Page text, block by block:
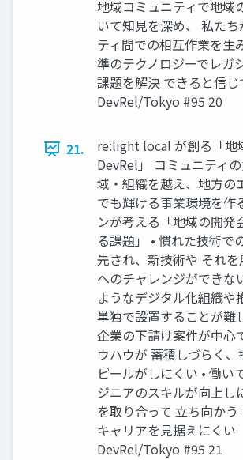
地域コミュニティで地域
いて知⾒を深め、 私た
ティ間での相互作業を⽣
準のテクノロジーでレガ
課題を解決 できると信じ
DevRel/Tokyo #95 20
21.
re:light local が創る「地
DevRel」 コミュニティ
域‧組織を越え、地⽅の
でも輝ける事業環境を作
ンが考える「地域の開発
る課題」 • 慣れた技術で
先され、新技術や それ
へのチャレンジができな
ようなデジタル化組織や
単独で設置することが難
企業の下請け案件が中⼼
ウハウが 蓄積しづらく
ピールがしにくい • 働い
ジニアのスキルが向上し
を取り合って ⽴ち向かう
キャリアを⾒据えにくい
DevRel/Tokyo #95 21